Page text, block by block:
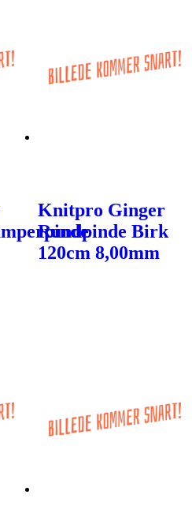
Knitpro Ginger
Rundpinde Birk
120cm 8,00mm